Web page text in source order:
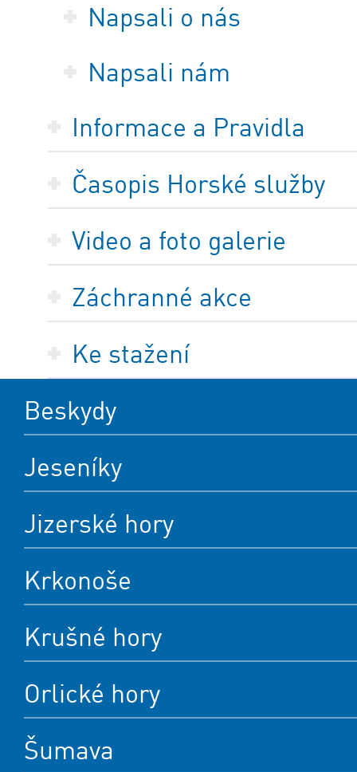
Napsali o nás
Napsali nám
Informace a Pravidla
Časopis Horské služby
Video a foto galerie
Záchranné akce
Ke stažení
Beskydy
Jeseníky
Jizerské hory
Krkonoše
Krušné hory
Orlické hory
Šumava